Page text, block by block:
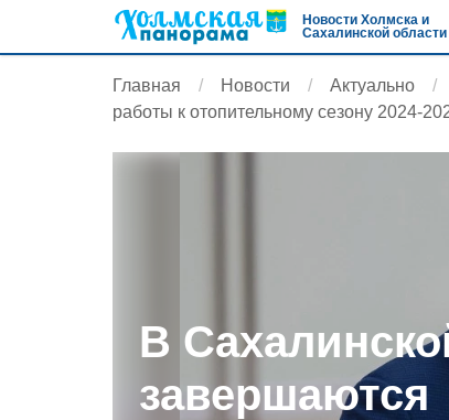
Новости Холмска и
Сахалинской области
Главная Новости Актуально
работы к отопительному сезону 2024-
В
завершаются